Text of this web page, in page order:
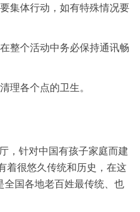
集体行动，如有特殊情况要
整个活动中务必保持通讯畅
理各个点的卫生。
，针对中国有孩子家庭而建
着很悠久传统和历史，在这
全国各地老百姓最传统、也